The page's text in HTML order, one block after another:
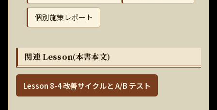
個別施策レポート
関連 Lesson(本書本文)
Lesson 8-4 改善サイクルと A/B テスト